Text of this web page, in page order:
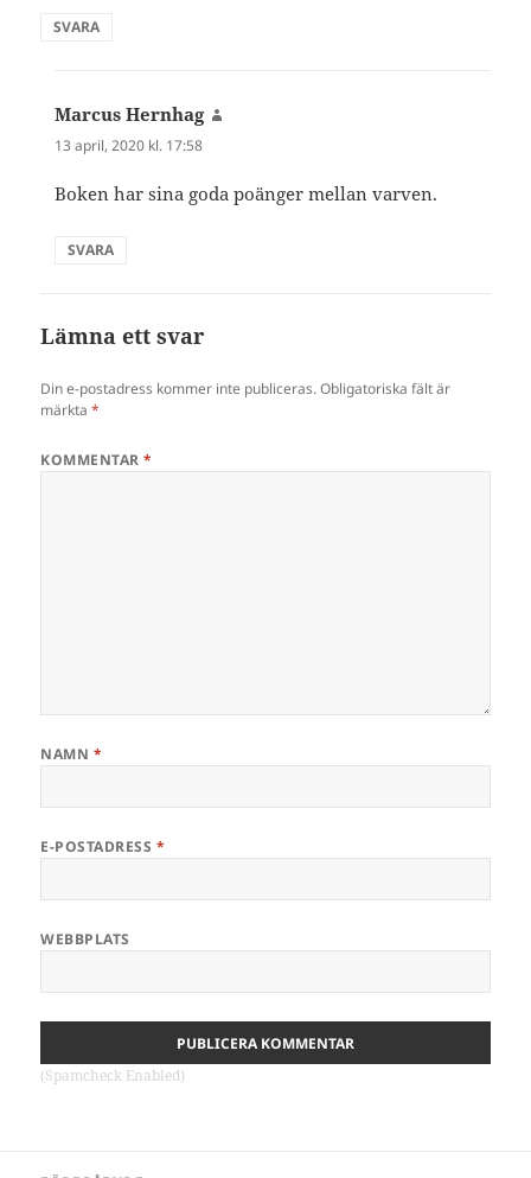
SVARA
Marcus Hernhag
13 april, 2020 kl. 17:58
Boken har sina goda poänger mellan varven.
SVARA
Lämna ett svar
Din e-postadress kommer inte publiceras. Obligatoriska fält är
märkta*
KOMMENTAR*
NAMN *
E-POSTADRESS *
WEBBPLATS
(Spamcheck Enabled)